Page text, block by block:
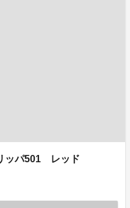
ッパ501 レッド